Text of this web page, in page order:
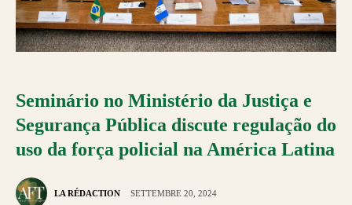
Seminário no Ministério da Justiça e
Segurança Pública discute regulação do
uso da força policial na América Latina
LA RÉDACTION SETTEMBRE 20, 2024